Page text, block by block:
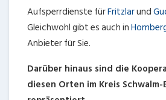
Aufsperrdienste fürFritzlarund
Gleichwohl gibt es auch in
Anbieter für Sie.
Darüber hinaus sind die
diesen Orten im Kreis